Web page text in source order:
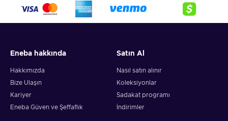
Eneba hakkında
Hakkımızda
Bize Ulaşın
Kariyer
Eneba Güven ve Şeffaflık
Satın Al
Nasıl satın alınır
Koleksiyonlar
Sadakat programı
İndirimler